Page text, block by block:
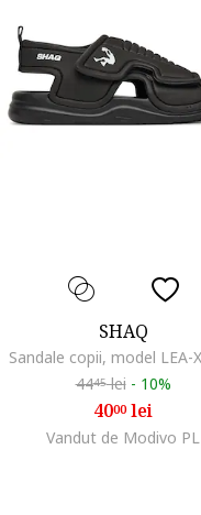
SHAQ
4445lei - 10%
4000lei
Vandut de Modivo PL